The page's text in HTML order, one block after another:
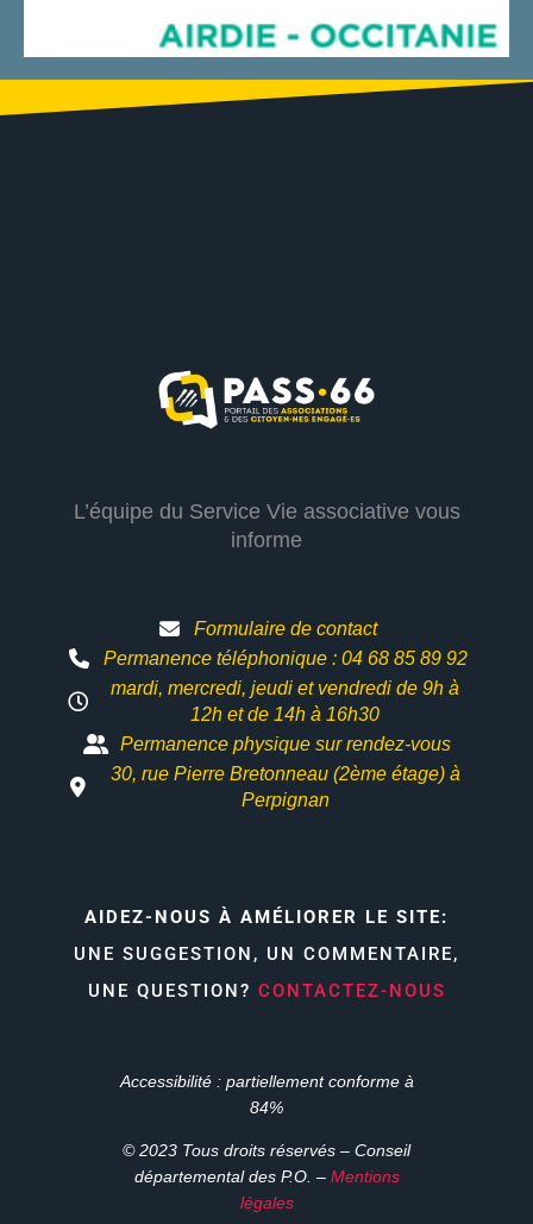
L’équipe du Service Vie associative vous
informe
Formulaire de contact
Permanence téléphonique : 04 68 85 89 92
mardi, mercredi, jeudi et vendredi de 9h à
12h etde 14h à 16h30
Permanence physique sur rendez-vous
30, rue Pierre Bretonneau (2ème étage) à
Perpignan
AIDEZ-NOUS À AMÉLIORER LE SITE:
UNE SUGGESTION, UN COMMENTAIRE,
UNE QUESTION? CONTACTEZ-NOUS
Accessibilité : partiellement conforme à
84%
© 2023 Tous droits réservés – Conseil
départemental des P.O. – Mentions
légales